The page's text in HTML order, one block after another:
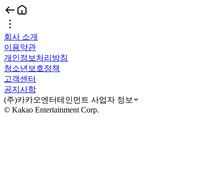
회사 소개
이용약관
개인정보처리방침
청소년보호정책
고객센터
공지사항
(주)카카오엔터테인먼트 사업자 정보
© Kakao Entertainment Corp.